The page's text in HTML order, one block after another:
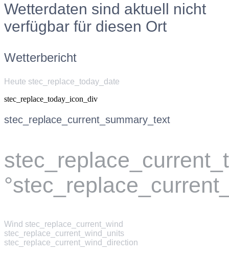
Wetterdaten sind aktuell nicht
verfügbar für diesen Ort
Wetterbericht
Heute stec_replace_today_date
stec_replace_today_icon_div
stec_replace_current_summary_text
Wind stec_replace_current_wind
stec_replace_current_wind_units
stec_replace_current_wind_direction